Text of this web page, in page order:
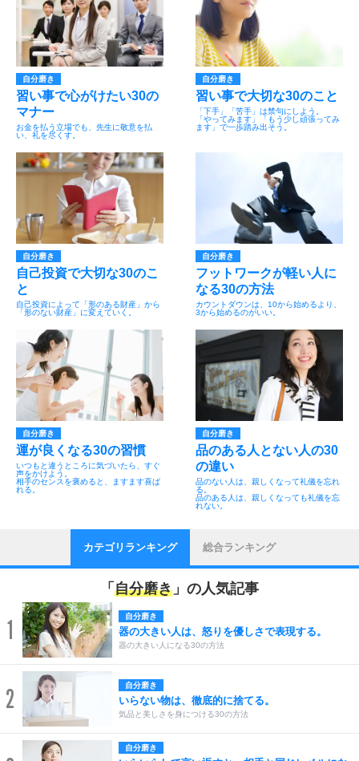
自分磨き
習い事で心がけたい30の
マナー
お金を払う立場でも、先生に敬意を払
い、礼を尽くす。
自分磨き
習い事で大切な30のこと
「下手」「苦手」は禁句にしよう。
「やってみます」「もう少し頑張ってみ
ます」で一歩踏み出そう。
自分磨き
自己投資で大切な30のこ
と
自己投資によって「形のある財産」から
「形のない財産」に変えていく。
自分磨き
フットワークが軽い人に
なる30の方法
カウントダウンは、10から始めるより、
3から始めるのがいい。
自分磨き
運が良くなる30の習慣
いつもと違うところに気づいたら、すぐ
声をかけよう。
相手のセンスを褒めると、ますます喜ば
れる。
自分磨き
品のある人とない人の30
の違い
品のない人は、親しくなって礼儀を忘れ
る。
品のある人は、親しくなっても礼儀を忘
れない。
カテゴリランキング 総合ランキング
「 自分磨き 」の人気記事
1 自分磨き
器の大きい人は、怒りを優しさで表現する。
器の大きい人になる30の方法
2 自分磨き
いらない物は、徹底的に捨てる。
気品と美しさを身につける30の方法
自分磨き